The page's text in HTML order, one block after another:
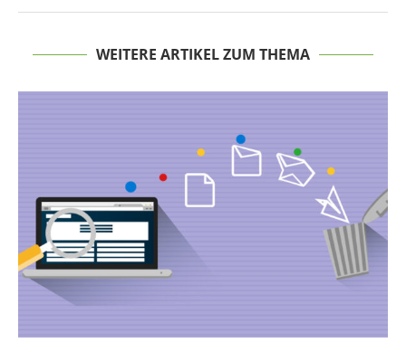
WEITERE ARTIKEL ZUM THEMA